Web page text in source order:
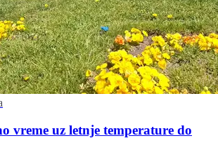
vreme uz letnje temperature do